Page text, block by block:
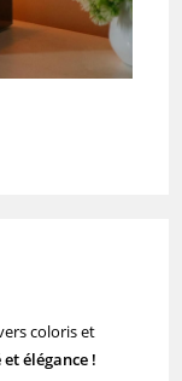
coloris et
élégance !